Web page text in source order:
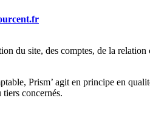
du site, des comptes, de la
Prism’ agit en principe en
concernés.